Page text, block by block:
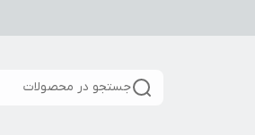
جستجو در محصولات